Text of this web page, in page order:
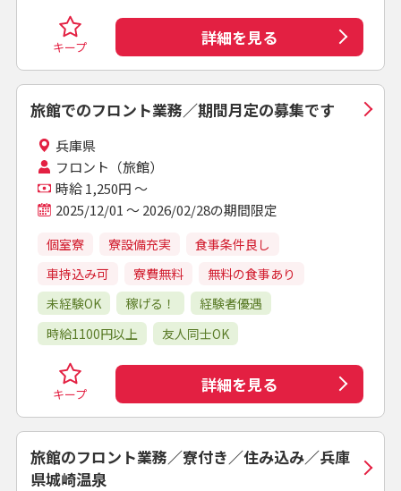
キープ 詳細を見る
旅館でのフロント業務／期間月定の募集です
兵庫県
フロント（旅館）
時給 1,250円 ～
2025/12/01 ～ 2026/02/28の期間限定
個室寮 寮設備充実
食事条件良し
車持込み可
寮費無料
無料の食事あり
未経験OK
稼げる！
経験者優遇
時給1100円以上
友人同士OK
キープ 詳細を見る
旅館のフロント業務／寮付き／住み込み／兵庫
県城崎温泉